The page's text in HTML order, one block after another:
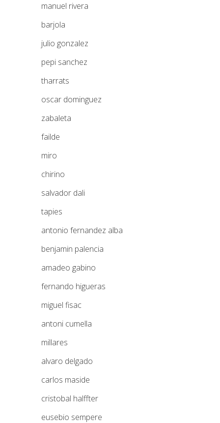
manuel rivera
barjola
julio gonzalez
pepi sanchez
tharrats
oscar dominguez
zabaleta
failde
miro
chirino
salvador dali
tapies
antonio fernandez alba
benjamin palencia
amadeo gabino
fernando higueras
miguel fisac
antoni cumella
millares
alvaro delgado
carlos maside
cristobal halffter
eusebio sempere